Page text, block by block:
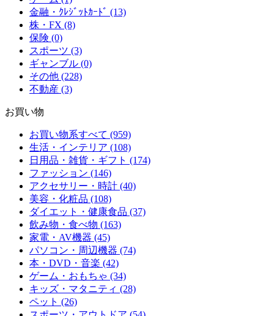
金融・ｸﾚｼﾞｯﾄｶｰﾄﾞ (13)
株・FX (8)
保険 (0)
スポーツ (3)
ギャンブル (0)
その他 (228)
不動産 (3)
お買い物
お買い物系すべて (959)
生活・インテリア (108)
日用品・雑貨・ギフト (174)
ファッション (146)
アクセサリー・時計 (40)
美容・化粧品 (108)
ダイエット・健康食品 (37)
飲み物・食べ物 (163)
家電・AV機器 (45)
パソコン・周辺機器 (74)
本・DVD・音楽 (42)
ゲーム・おもちゃ (34)
キッズ・マタニティ (28)
ペット (26)